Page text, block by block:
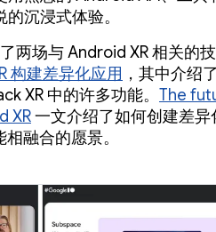
沉浸式体验。
两场与 Android XR 相关的
构建差异化应用 ，其中介绍
XR 中的许多功能。 The
XR一文介绍了如何创建差异
融合的愿景。